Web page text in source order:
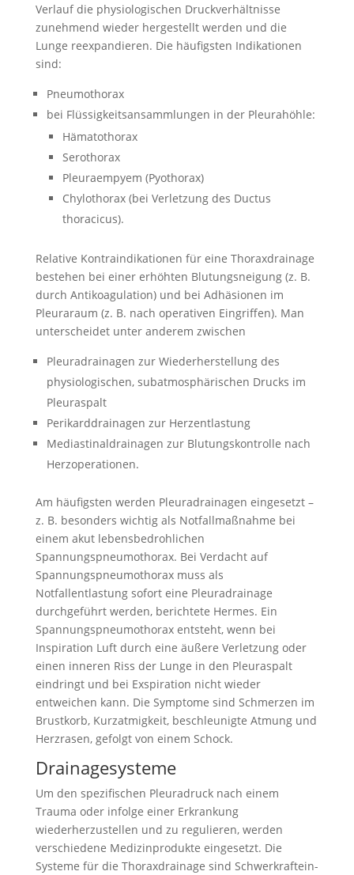
Verlauf die physiologischen Druckverhältnisse
zunehmend wieder hergestellt werden und die
Lunge reexpandieren. Die häufigsten Indikationen
sind:
Pneumothorax
bei Flüssigkeitsansammlungen in der Pleurahöhle:
Hämatothorax
Serothorax
Pleuraempyem (Pyothorax)
Chylothorax (bei Verletzung des Ductus
thoracicus).
Relative Kontraindikationen für eine Thoraxdrainage
bestehen bei einer erhöhten Blutungsneigung (z. B.
durch Antikoagulation) und bei Adhäsionen im
Pleuraraum (z. B. nach operativen Eingriffen). Man
unterscheidet unter anderem zwischen
Pleuradrainagen zur Wiederherstellung des
physiologischen, subatmosphärischen Drucks im
Pleuraspalt
Perikarddrainagen zur Herzentlastung
Mediastinaldrainagen zur Blutungskontrolle nach
Herzoperationen.
Am häufigsten werden Pleuradrainagen eingesetzt –
z. B. besonders wichtig als Notfallmaßnahme bei
einem akut lebensbedrohlichen
Spannungspneumothorax. Bei Verdacht auf
Spannungspneumothorax muss als
Notfallentlastung sofort eine Pleuradrainage
durchgeführt werden, berichtete Hermes. Ein
Spannungspneumothorax entsteht, wenn bei
Inspiration Luft durch eine äußere Verletzung oder
einen inneren Riss der Lunge in den Pleuraspalt
eindringt und bei Exspiration nicht wieder
entweichen kann. Die Symptome sind Schmerzen im
Brustkorb, Kurzatmigkeit, beschleunigte Atmung und
Herzrasen, gefolgt von einem Schock.
Drainagesysteme
Um den spezifischen Pleuradruck nach einem
Trauma oder infolge einer Erkrankung
wiederherzustellen und zu regulieren, werden
verschiedene Medizinprodukte eingesetzt. Die
Systeme für die Thoraxdrainage sind Schwerkraftein-